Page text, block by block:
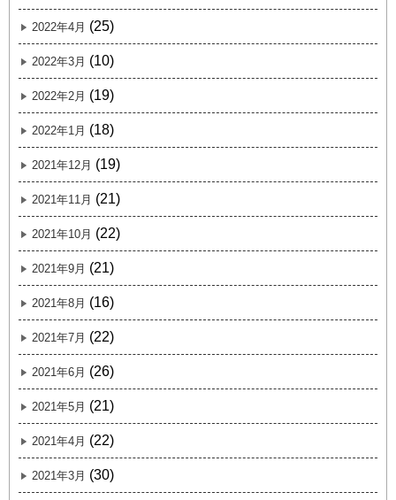
2022年4月 (25)
2022年3月 (10)
2022年2月 (19)
2022年1月 (18)
2021年12月 (19)
2021年11月 (21)
2021年10月 (22)
2021年9月 (21)
2021年8月 (16)
2021年7月 (22)
2021年6月 (26)
2021年5月 (21)
2021年4月 (22)
2021年3月 (30)